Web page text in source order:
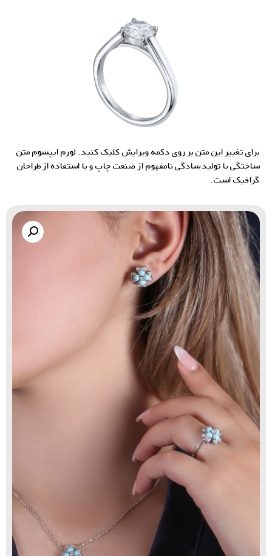
برای تغییر این متن بر روی دکمه ویرایش کلیک کنید. لورم ایپسوم متن
ساختگی با تولید سادگی نامفهوم از صنعت چاپ و با استفاده از طراحان
گرافیک است.